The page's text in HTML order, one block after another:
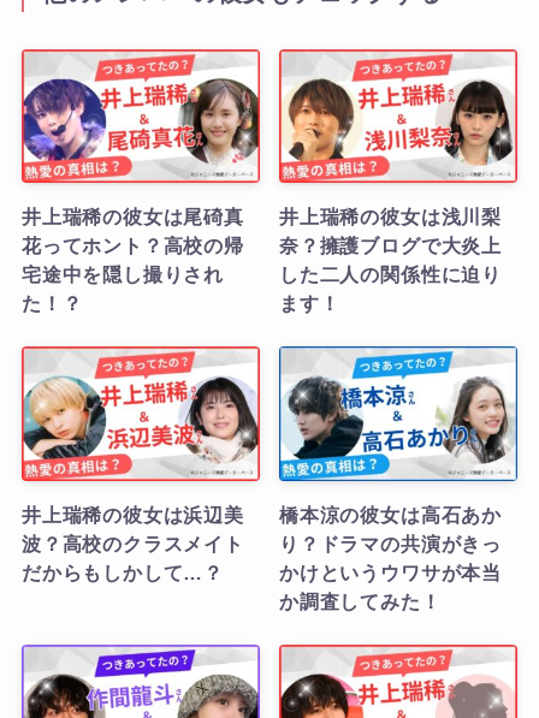
井上瑞稀の彼女は尾碕真
花ってホント？高校の帰
宅途中を隠し撮りされ
た！？
井上瑞稀の彼女は浅川梨
奈？擁護ブログで大炎上
した二人の関係性に迫り
ます！
井上瑞稀の彼女は浜辺美
波？高校のクラスメイト
だからもしかして…？
橋本涼の彼女は高石あか
り？ドラマの共演がきっ
かけというウワサが本当
か調査してみた！